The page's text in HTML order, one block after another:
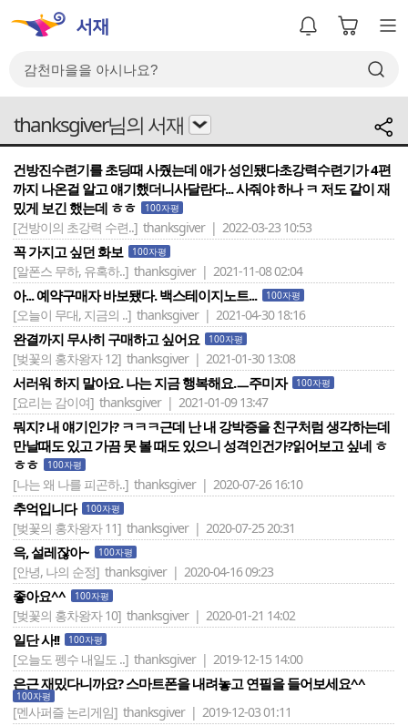
thanksgiver님의 서재
건방진수련기를 초딩때 사줬는데 애가 성인됐다초강력수련기가 4편
까지 나온걸 알고 얘기했더니사달란다... 사줘야 하나 ㅋ 저도 같이 재
밌게 보긴 했는데 ㅎㅎ
100자평
[건방이의 초강력 수련..] thanksgiver | 2022-03-23 10:53
꼭 가지고 싶던 화보 100자평
[알폰스 무하, 유혹하..] thanksgiver | 2021-11-08 02:04
아... 예약구매자 바보됐다. 백스테이지노트... 100자평
[오늘이 무대, 지금의 ..] thanksgiver | 2021-04-30 18:16
완결까지 무사히 구매하고 싶어요 100자평
[벚꽃의 홍차왕자 12] thanksgiver | 2021-01-30 13:08
서러워 하지 말아요. 나는 지금 행복해요.ㅡ주미자 100자평
[요리는 감이여] thanksgiver | 2021-01-09 13:47
뭐지? 내 얘기인가? ㅋㅋㅋ근데 난 내 강박증을 친구처럼 생각하는데
만날때도 있고 가끔 못 볼 때도 있으니 성격인건가?읽어보고 싶네 ㅎ
ㅎㅎ
100자평
[나는 왜 나를 피곤하..] thanksgiver | 2020-07-26 16:10
추억입니다 100자평
[벚꽃의 홍차왕자 11] thanksgiver | 2020-07-25 20:31
윽, 설레잖아~ 100자평
[안녕, 나의 순정] thanksgiver | 2020-04-16 09:23
좋아요^^ 100자평
[벚꽃의 홍차왕자 10] thanksgiver | 2020-01-21 14:02
일단 사!! 100자평
[오늘도 펭수 내일도 ..] thanksgiver | 2019-12-15 14:00
은근 재밌다니까요? 스마트폰을 내려놓고 연필을 들어보세요^^
100자평
[멘사퍼즐 논리게임] thanksgiver | 2019-12-03 01:11